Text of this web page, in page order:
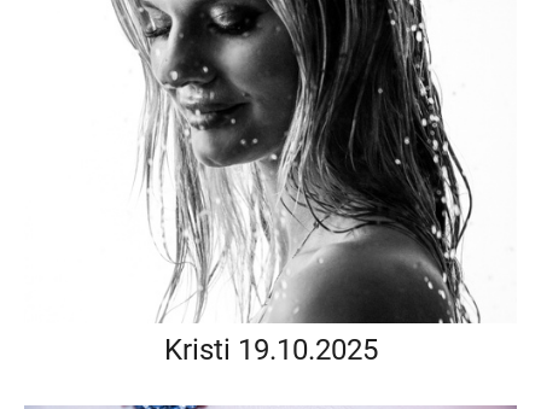
Kristi 19.10.2025